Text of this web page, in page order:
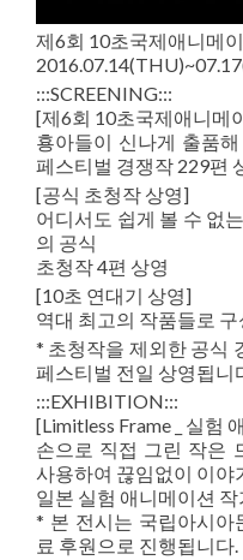
제6회 10초국제애니메
:::SCREENING:::
[제6회 10초국제애니메
횽아들이 신나게 출품
페스티벌 경쟁작 229편
[공식 초청작 상영]
어디서도 쉽게 볼 수 없
의 공식
초청작 4편 상영
[10초 연대기 상영]
역대 최고의 작품들로
* 초청작을 제외한 공식
페스티벌 전일 상영됩니
:::EXHIBITION:::
[Limitless Frame _ 실험
손으로 직접 그린 작은
사용하여 끊임없이 이야
일본 실험 애니메이션
* 본 전시는 국립아시아
료 후원으로 진행됩니다.